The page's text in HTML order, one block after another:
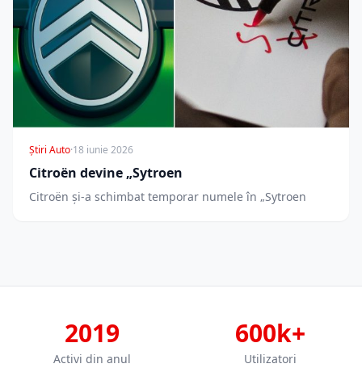
Știri Auto·18 iunie 2026
Citroën devine „Sytroen
Citroën și-a schimbat temporar numele în „Sytroen
2019
Activi din anul
600k+
Utilizatori